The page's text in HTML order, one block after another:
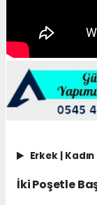
Erkek Kadın
İki Poşetle